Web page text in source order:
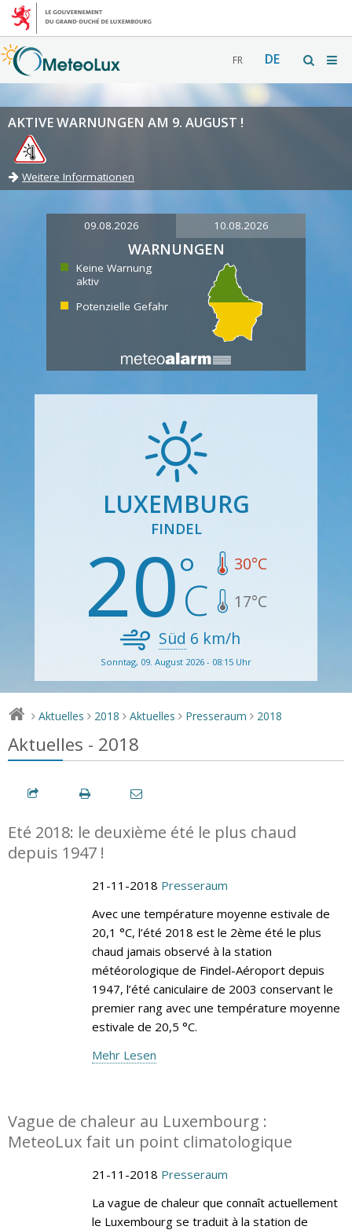
FR DE
AKTIVE WARNUNGEN AM 9. AUGUST !
Weitere Informationen
09.08.2026 10.08.2026
WARNUNGEN
Keine Warnung
aktiv
Potenzielle Gefahr
LUXEMBURG
FINDEL
20 30°C
17°C
Süd 6 km/h
Sonntag, 09. August 2026 - 08:15 Uhr
> Aktuelles > 2018 > Aktuelles > Presseraum > 2018
Aktuelles - 2018
Eté 2018: le deuxième été le plus chaud
depuis 1947 !
21-11-2018 Presseraum
Avec une température moyenne estivale de
20,1 °C, l’été 2018 est le 2ème été le plus
chaud jamais observé à la station
météorologique de Findel-Aéroport depuis
1947, l’été caniculaire de 2003 conservant le
premier rang avec une température moyenne
estivale de 20,5 °C.
Mehr Lesen
Vague de chaleur au Luxembourg :
MeteoLux fait un point climatologique
21-11-2018 Presseraum
La vague de chaleur que connaît actuellement
le Luxembourg se traduit à la station de